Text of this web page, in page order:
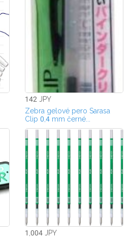
142 JPY
Zebra gelové pero Sarasa
Clip 0,4 mm černé...
1,004 JPY